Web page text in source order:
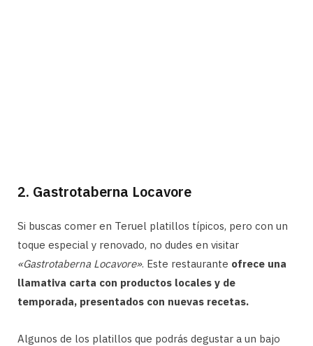
2. Gastrotaberna Locavore
Si buscas comer en Teruel platillos típicos, pero con un
toque especial y renovado, no dudes en visitar
«Gastrotaberna Locavore». Este restaurante ofrece una
llamativa carta con productos locales y de
temporada, presentados con nuevas recetas.
Algunos de los platillos que podrás degustar a un bajo